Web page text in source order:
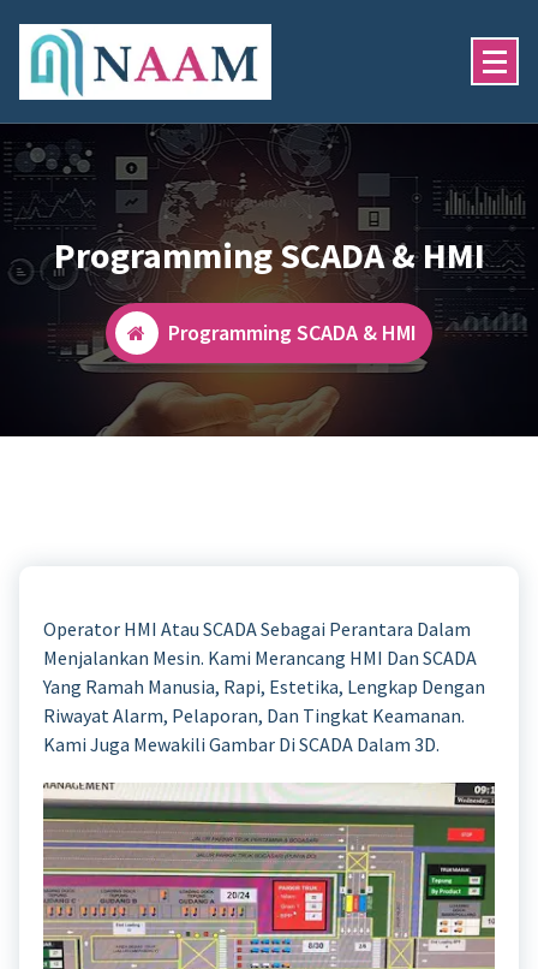
Content
Programming SCADA & HMI
Programming SCADA & HMI
Operator HMI Atau SCADA Sebagai Perantara Dalam
Menjalankan Mesin. Kami Merancang HMI Dan SCADA
Yang Ramah Manusia, Rapi, Estetika, Lengkap Dengan
Riwayat Alarm, Pelaporan, Dan Tingkat Keamanan.
Kami Juga Mewakili Gambar Di SCADA Dalam 3D.